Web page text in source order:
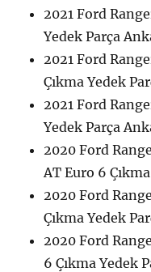
2021 Ford
Yedek Parça
2021 Ford
Çıkma Yedek
2021 Ford
Yedek Parça
2020 Ford
AT Euro 6
2020 Ford
Çıkma Yedek
2020 Ford
6 Çıkma Yedek